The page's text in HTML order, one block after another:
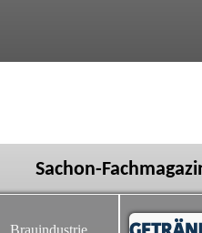
Sachon-
Brauindustrie